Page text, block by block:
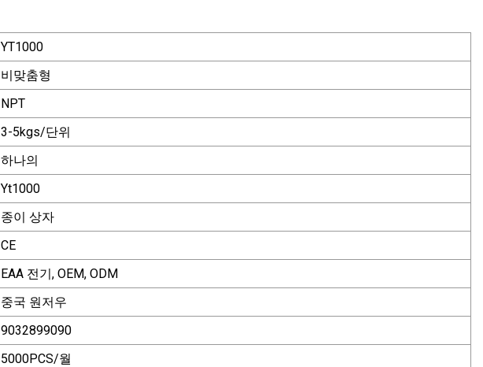
YT1000
비맞춤형
NPT
3-5kgs/단위
하나의
Yt1000
종이 상자
CE
EAA 전기, OEM, ODM
중국 원저우
9032899090
5000PCS/월